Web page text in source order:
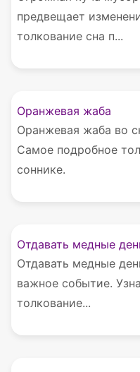
предвещает
толкование сна п...
Оранжевая жаба
Оранжевая жаба во
Самое подробное
соннике.
Отдавать медные
Отдавать медные
важное событие.
толкование...